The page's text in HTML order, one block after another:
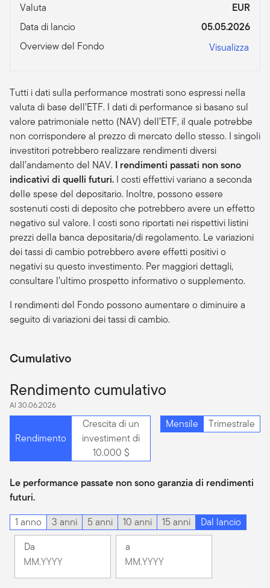
Valuta
EUR
Data di lancio
05.05.2026
Overview del Fondo
Visualizza
Tutti i dati sulla performance mostrati sono espressi nella
valuta di base dell’ETF. I dati di performance si basano sul
valore patrimoniale netto (NAV) dell’ETF, il quale potrebbe
non corrispondere al prezzo di mercato dello stesso. I singoli
investitori potrebbero realizzare rendimenti diversi
dall’andamento del NAV. I rendimenti passati non sono
indicativi di quelli futuri. I costi effettivi variano a seconda
delle spese del depositario. Inoltre, possono essere
sostenuti costi di deposito che potrebbero avere un effetto
negativo sul valore. I costi sono riportati nei rispettivi listini
prezzi della banca depositaria/di regolamento. Le variazioni
dei tassi di cambio potrebbero avere effetti positivi o
negativi su questo investimento. Per maggiori dettagli,
consultare l’ultimo prospetto informativo o supplemento.
I rendimenti del Fondo possono aumentare o diminuire a
seguito di variazioni dei tassi di cambio.
Cumulativo
Rendimento cumulativo
Al 30.06.2026
Rendimento
Crescita di un
investiment di
10.000 $
Mensile Trimestrale
Le performance passate non sono garanzia di rendimenti
futuri.
1 anno
3 anni 5 anni 10 anni 15 anni
Dal lancio
Da
Cambiamento
a